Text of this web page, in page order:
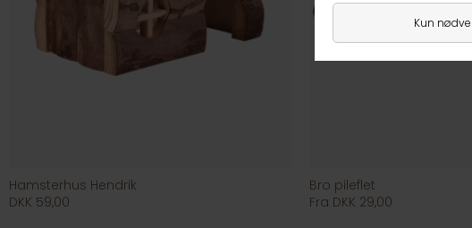
Hamsterhus Hendrik
DKK 59,00
Bro pileflet
Fra DKK 29,00